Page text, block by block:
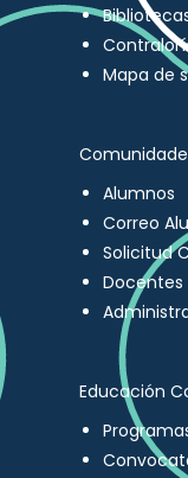
Mapa de
Alumnos
Correo
Solicitud
Docentes
Educación